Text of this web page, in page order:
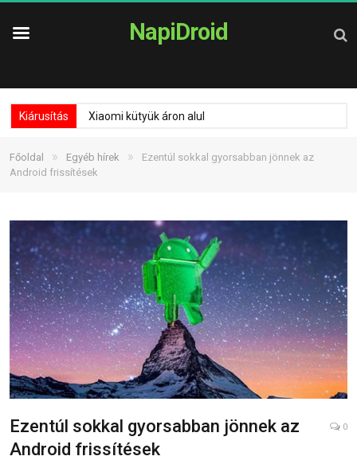
NapiDroid
Kiárusítás Xiaomi kütyük áron alul
Főoldal » Egyéb hírek »
Ezentúl sokkal gyorsabban jönnek az
Android frissítések
Ezentúl sokkal gyorsabban jönnek az
Android frissítések
0